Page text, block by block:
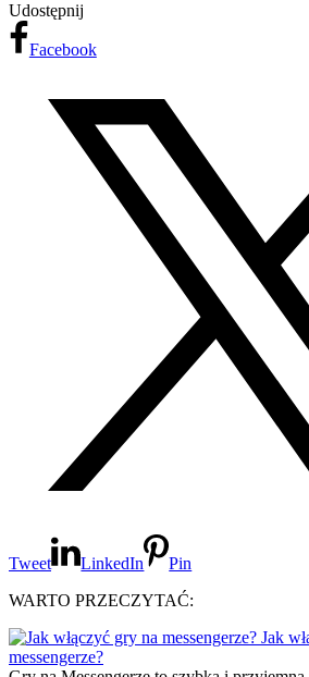
Udostępnij
Facebook
Tweet LinkedIn
Pin
WARTO PRZECZYTAĆ:
Jak
messengerze?